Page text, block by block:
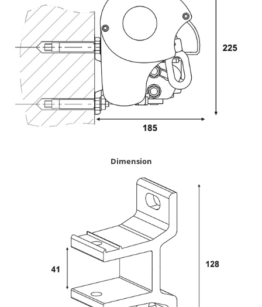
Dimension